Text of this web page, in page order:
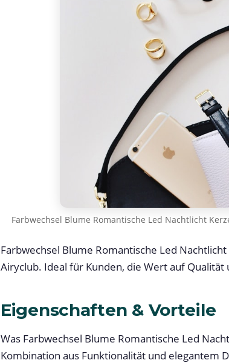
Farbwechsel Blume Romantische Led Nachtlicht
Farbwechsel Blume Romantische Led
Airyclub. Ideal für Kunden, die Wert auf Qualität
Eigenschaften & Vorteile
Was Farbwechsel Blume Romantische Led
Kombination aus Funktionalität und elegantem